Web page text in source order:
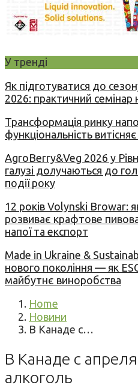
У тренді
Як підготуватися до
2026: практичний семінар
Трансформація ринку
функціональність
AgroBerry&Veg 2026 у
галузі долучаються до
події року
12 років Volynski Browar:
розвиває крафтове
напої та експорт
Made in Ukraine &
нового покоління — як
майбутнє виноробства
Home
Новини
В Канаде с…
В Канаде с
алкоголь